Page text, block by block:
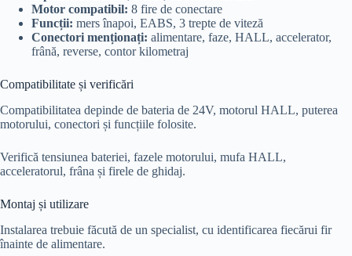
Motor compatibil: 8 fire de conectare
Funcții: mers înapoi, EABS, 3 trepte de viteză
Conectori menționați: alimentare, faze, HALL, accelerator,
frână, reverse, contor kilometraj
Compatibilitate și verificări
Compatibilitatea depinde de bateria de 24V, motorul HALL, puterea
motorului, conectori și funcțiile folosite.
Verifică tensiunea bateriei, fazele motorului, mufa HALL,
acceleratorul, frâna și firele de ghidaj.
Montaj și utilizare
Instalarea trebuie făcută de un specialist, cu identificarea fiecărui fir
înainte de alimentare.